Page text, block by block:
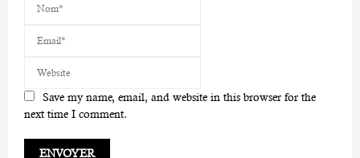
Save my name, email, and website in this browser for the
next time I comment.